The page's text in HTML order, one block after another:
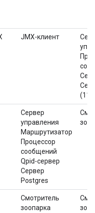
JMX-клиент
Сервер
управления
Маршрутизатор
Процессор
сообщений
Qpid-сервер
Сервер
Postgres
Смотритель
зоопарка